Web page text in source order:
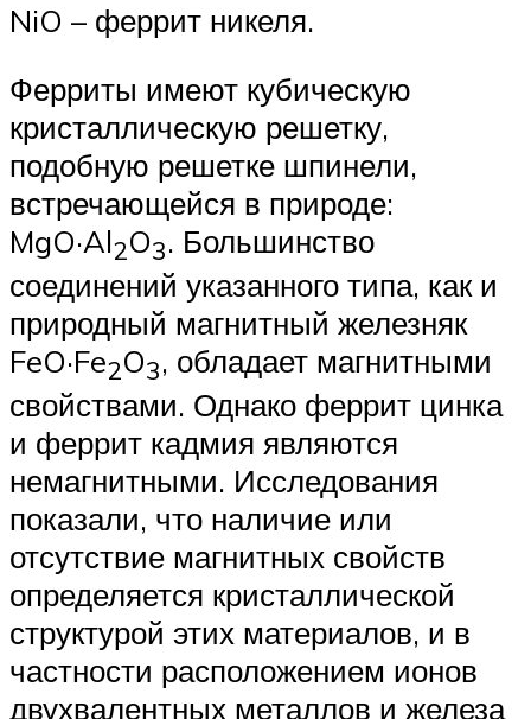
NiO – феррит никеля.
Ферриты имеют кубическую
кристаллическую решетку,
подобную решетке шпинели,
встречающейся в природе:
MgO·Al2O3. Большинство
соединений указанного типа, как и
природный магнитный железняк
FeO·Fe2O3, обладает магнитными
свойствами. Однако феррит цинка
и феррит кадмия являются
немагнитными. Исследования
показали, что наличие или
отсутствие магнитных свойств
определяется кристаллической
структурой этих материалов, и в
частности расположением ионов
двухвалентных металлов и железа